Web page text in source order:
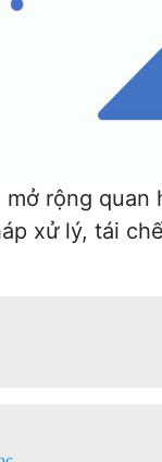
rộng
xử lý, tái